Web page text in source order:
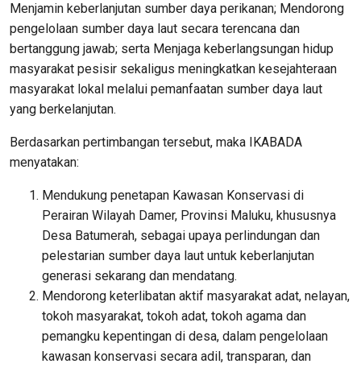
Menjamin keberlanjutan sumber daya perikanan; Mendorong
pengelolaan sumber daya laut secara terencana dan
bertanggung jawab; serta Menjaga keberlangsungan hidup
masyarakat pesisir sekaligus meningkatkan kesejahteraan
masyarakat lokal melalui pemanfaatan sumber daya laut
yang berkelanjutan.
Berdasarkan pertimbangan tersebut, maka IKABADA
menyatakan:
Mendukung penetapan Kawasan Konservasi di
Perairan Wilayah Damer, Provinsi Maluku, khususnya
Desa Batumerah, sebagai upaya perlindungan dan
pelestarian sumber daya laut untuk keberlanjutan
generasi sekarang dan mendatang.
Mendorong keterlibatan aktif masyarakat adat, nelayan,
tokoh masyarakat, tokoh adat, tokoh agama dan
pemangku kepentingan di desa, dalam pengelolaan
kawasan konservasi secara adil, transparan, dan